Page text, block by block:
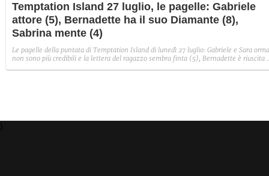
Temptation Island 27 luglio, le pagelle: Gabriele
attore (5), Bernadette ha il suo Diamante (8),
Sabrina mente (4)
Le pagelle della puntata di Temptation Island di lunedì 27 luglio: Gabriele e Sara
non sono più credibili e la lettera del ragazzo sembra finta (5), Bernadette è riuscita